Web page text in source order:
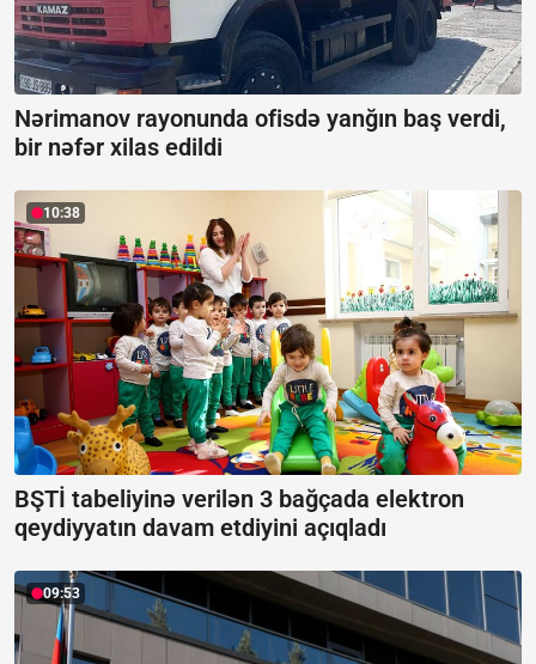
Nərimanov rayonunda ofisdə yanğın baş verdi,
bir nəfər xilas edildi
10:38
BŞTİ tabeliyinə verilən 3 bağçada elektron
qeydiyyatın davam etdiyini açıqladı
09:53